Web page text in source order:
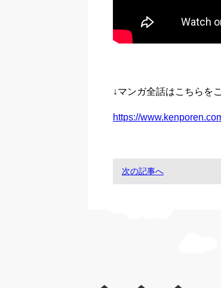
↓マンガ全話はこちらを
https://
次の記事へ